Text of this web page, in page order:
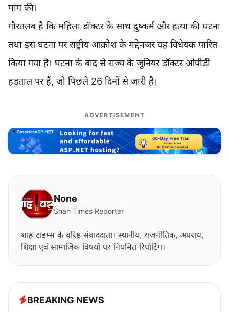
मांग की।
गौरतलब है कि महिला डॉक्टर के साथ दुष्कर्म और हत्या की घटना
तथा इस घटना पर राष्ट्रीय आक्रोश के मद्देनजर यह विधेयक पारित
किया गया है। घटना के बाद से राज्य के जूनियर डॉक्टर ओपीडी
हड़ताल पर हैं, जो पिछले 26 दिनों से जारी है।
ADVERTISEMENT
None
Shah Times Reporter
शाह टाइम्स के वरिष्ठ संवाददाता। स्थानीय, राजनीतिक, अपराध,
शिक्षा एवं सामाजिक विषयों पर नियमित रिपोर्टिंग।
BREAKING NEWS